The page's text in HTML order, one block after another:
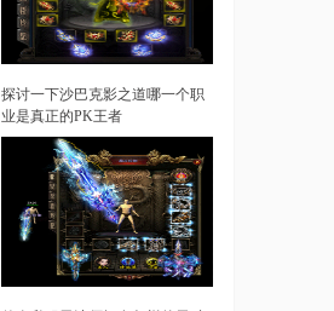
探讨一下沙巴克影之道哪一个职
业是真正的PK王者